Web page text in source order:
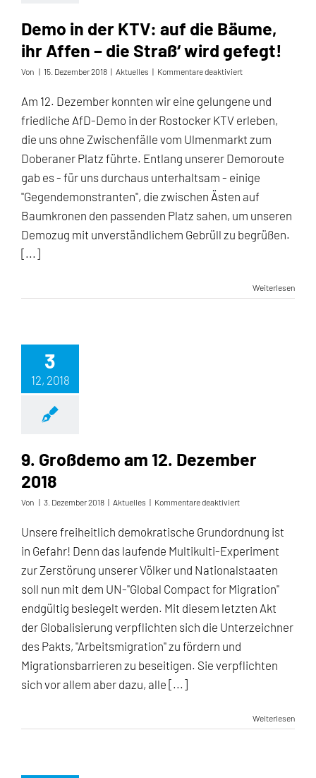
Demo in der KTV: auf die Bäume,
ihr Affen – die Straß‘ wird gefegt!
Von | 15. Dezember 2018 | Aktuelles | Kommentare deaktiviertfür
der
KTV:
auf
die
Bäume,
ihr
Affen
–
Straß‘
wird
Am 12. Dezember konnten wir eine gelungene und
friedliche AfD-Demo in der Rostocker KTV erleben,
die uns ohne Zwischenfälle vom Ulmenmarkt zum
Doberaner Platz führte. Entlang unserer Demoroute
gab es - für uns durchaus unterhaltsam - einige
"Gegendemonstranten", die zwischen Ästen auf
Baumkronen den passenden Platz sahen, um unseren
Demozug mit unverständlichem Gebrüll zu begrüßen.
[...]
Weiterlesen
3
12, 2018
9. Großdemo am 12. Dezember
2018
Von | 3. Dezember 2018 | Aktuelles | Kommentare deaktiviertfür
Großdemo
am
12.
Dezember
2018
Unsere freiheitlich demokratische Grundordnung ist
in Gefahr! Denn das laufende Multikulti-Experiment
zur Zerstörung unserer Völker und Nationalstaaten
soll nun mit dem UN-"Global Compact for Migration"
endgültig besiegelt werden. Mit diesem letzten Akt
der Globalisierung verpflichten sich die Unterzeichner
des Pakts, "Arbeitsmigration" zu fördern und
Migrationsbarrieren zu beseitigen. Sie verpflichten
sich vor allem aber dazu, alle [...]
Weiterlesen